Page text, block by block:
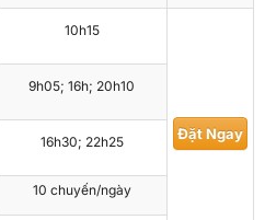
10h15
Đặt Ngay
9h05; 16h; 20h10
16h30; 22h25
10 chuyến/ngày